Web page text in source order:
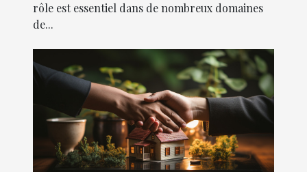
rôle est essentiel dans de nombreux domaines
de...